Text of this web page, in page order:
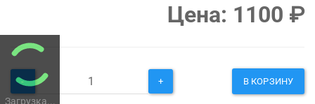
Загрузка...
Цена: 1100 ₽
- + В КОРЗИНУ